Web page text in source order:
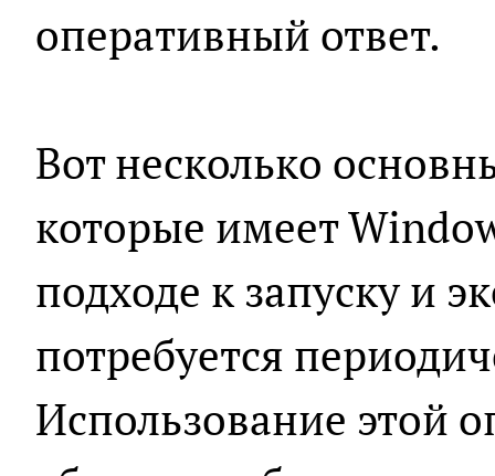
оперативный ответ.
Вот несколько
которые имеет
подходе к запуску и
потребуется
Использование этой